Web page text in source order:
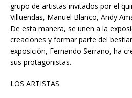
grupo de artistas invitados por el
Villuendas, Manuel Blanco, Andy
De esta manera, se unen a la
creaciones y formar parte del
exposición, Fernando Serrano, ha
sus protagonistas.
LOS ARTISTAS